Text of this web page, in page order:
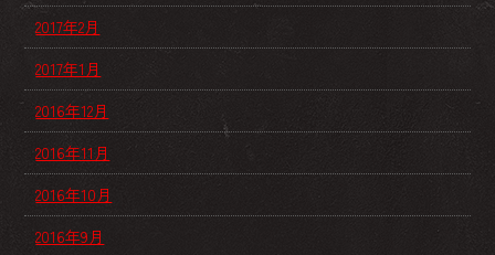
2017年2月
2017年1月
2016年12月
2016年11月
2016年10月
2016年9月